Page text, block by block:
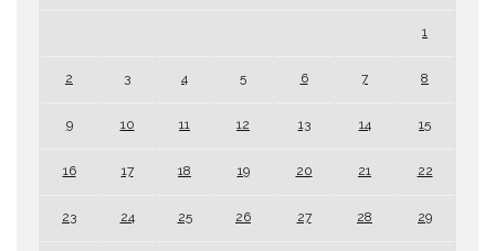
1
2 3 4 5 6 7 8
9 10 11 12 13 14 15
16 17 18 19 20 21 22
23 24 25 26 27 28 29